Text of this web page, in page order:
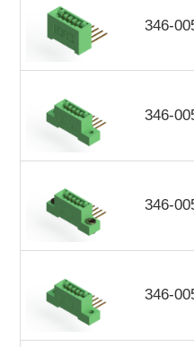
346-
346-
346-
346-